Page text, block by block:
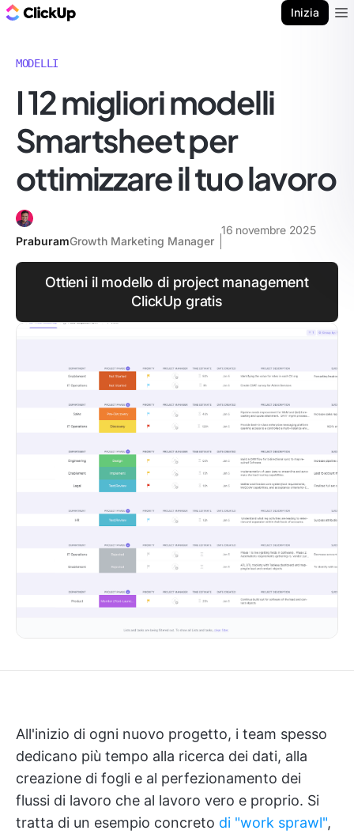
Inizia
MODELLI
I 12 migliori modelli
Smartsheet per
ottimizzare il tuo lavoro
PraburamGrowth Marketing Manager
16 novembre 2025
Ottieni il modello di project management
ClickUp gratis
All'inizio di ogni nuovo progetto, i team spesso
dedicano più tempo alla ricerca dei dati, alla
creazione di fogli e al perfezionamento dei
flussi di lavoro che al lavoro vero e proprio. Si
tratta di un esempio concreto di "work sprawl",